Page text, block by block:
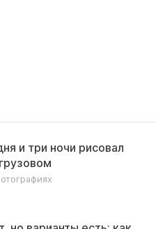
и три ночи рисовал